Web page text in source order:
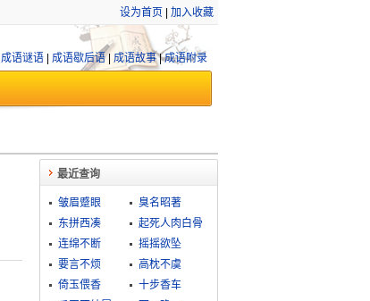
设为首页 加入收藏
成语谜语| 成语歇后语| 成语故事|成语附录
最近查询
皱眉蹙眼
臭名昭著
东拼西凑
起死人肉白骨
连绵不断
摇摇欲坠
要言不烦
高枕不虞
倚玉偎香
十步香车